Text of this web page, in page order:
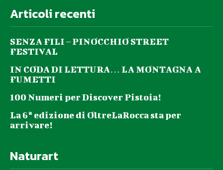
Articoli recenti
SENZA FILI – PINOCCHIO STREET
FESTIVAL
IN CODA DI LETTURA… LA MONTAGNA A
FUMETTI
100 Numeri per Discover Pistoia!
La 6ª edizione di OltreLaRocca sta per
arrivare!
Naturart